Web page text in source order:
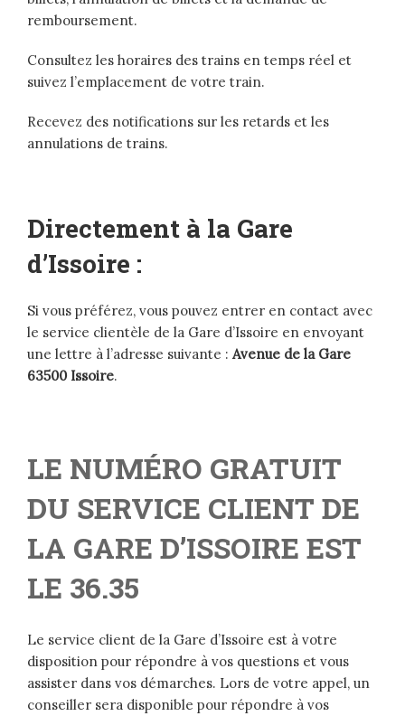
remboursement.
Consultez les horaires des trains en temps réel et
suivez l’emplacement de votre train.
Recevez des notifications sur les retards et les
annulations de trains.
Directement à la Gare
d’Issoire :
Si vous préférez, vous pouvez entrer en contact avec
le service clientèle de la Gare d’Issoire en envoyant
une lettre à l’adresse suivante : Avenue de la Gare
63500 Issoire.
LE NUMÉRO GRATUIT
DU SERVICE CLIENT DE
LA GARE D’ISSOIRE EST
LE 36.35
Le service client de la Gare d’Issoire est à votre
disposition pour répondre à vos questions et vous
assister dans vos démarches. Lors de votre appel, un
conseiller sera disponible pour répondre à vos